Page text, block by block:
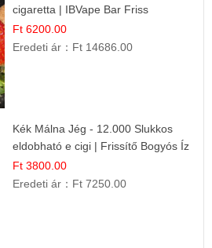
cigaretta | IBVape Bar Friss
Gyümölcs Ízek
Ft 6200.00
Eredeti ár： Ft 14686.00
Kék Málna Jég - 12.000 Slukkos
eldobható e cigi | Frissítő Bogyós Íz
Ft 3800.00
Eredeti ár： Ft 7250.00